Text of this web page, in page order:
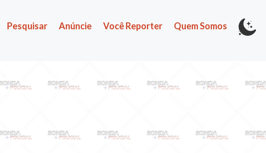
Pesquisar Anúncie Você Reporter Quem Somos